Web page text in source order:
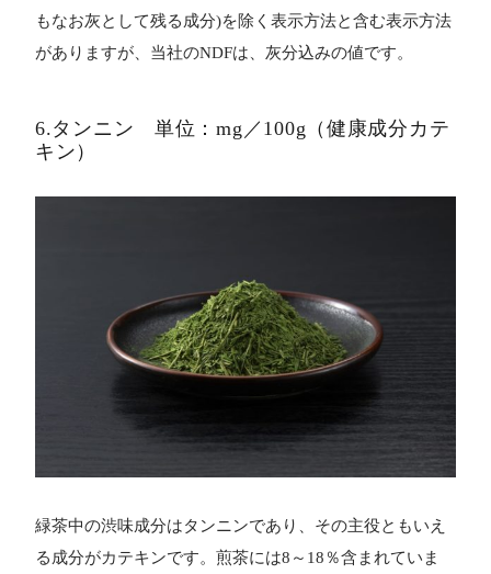
もなお灰として残る成分)を除く表示方法と含む表示方法
がありますが、当社のNDFは、灰分込みの値です。
6.タンニン 単位：mg／100g（健康成分カテ
キン）
緑茶中の渋味成分はタンニンであり、その主役ともいえ
る成分がカテキンです。煎茶には8～18％含まれていま